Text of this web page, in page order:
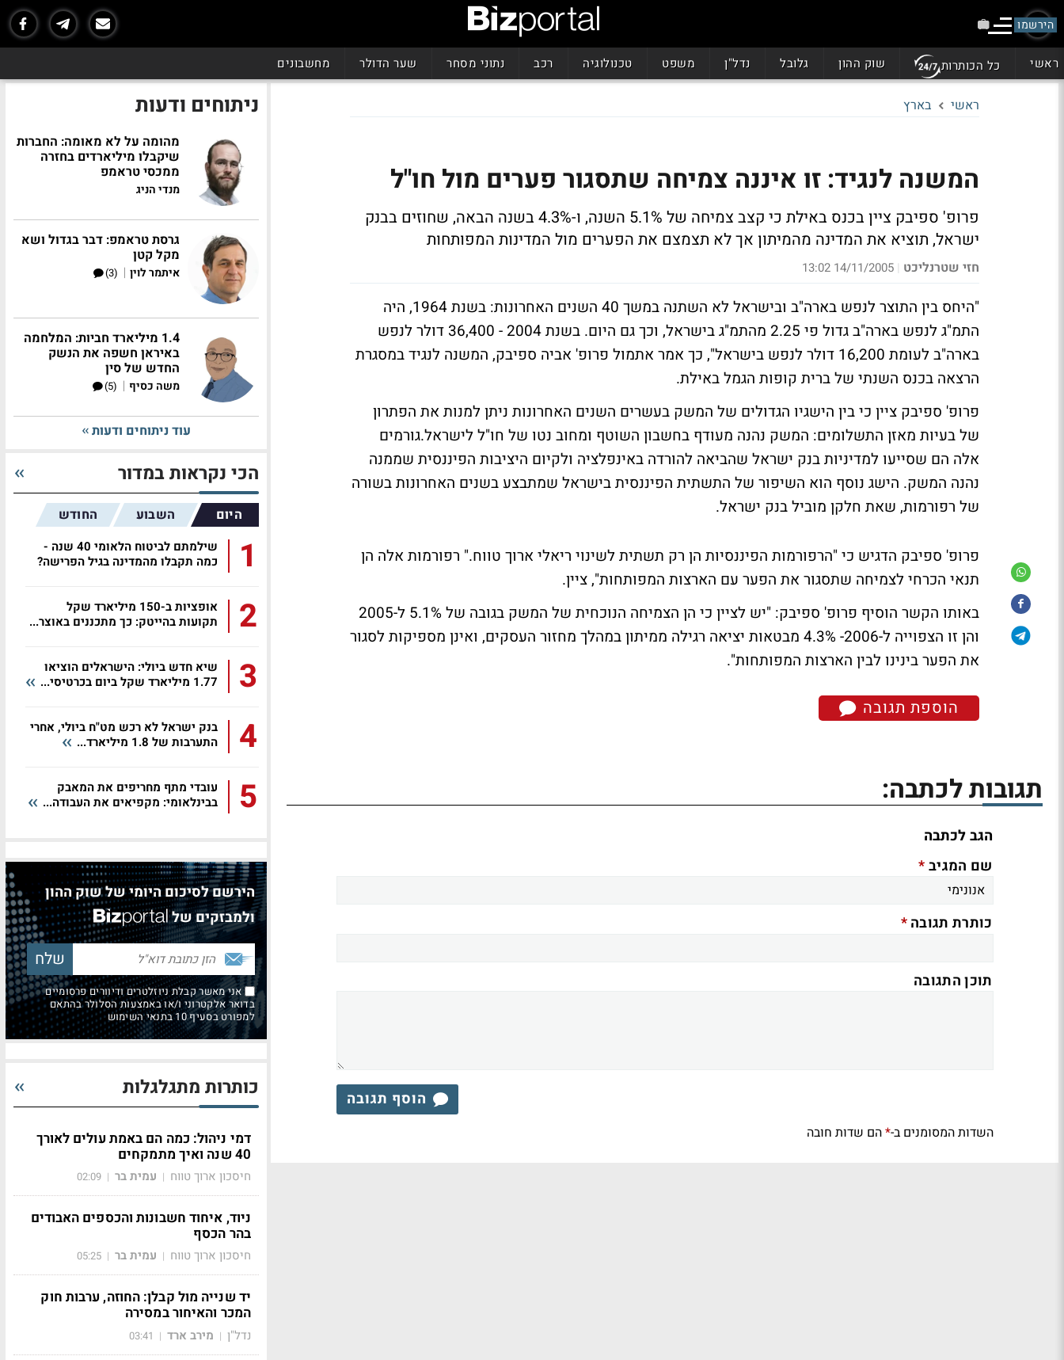
הירשמו
ראשי כל הכותרות שוק ההון גלובל נדל"ן משפט טכנולוגיה רכב נתוני מסחר שער הדולר מחשבונים
ראשי בארץ
המשנה לנגיד: זו איננה צמיחה שתסגור פערים מול חו"ל
פרופ' ספיבק ציין בכנס באילת כי קצב צמיחה של 5.1% השנה, ו-4.3% בשנה הבאה, שחוזים בבנק
ישראל, תוציא את המדינה מהמיתון אך לא תצמצם את הפערים מול המדינות המפותחות
חזי שטרנליכט |
14/11/2005 13:02
"היחס בין התוצר לנפש בארה"ב ובישראל לא השתנה במשך 40 השנים האחרונות: בשנת 1964, היה
התמ"ג לנפש בארה"ב גדול פי 2.25 מהתמ"ג בישראל, וכך גם היום. בשנת 2004 - 36,400 דולר לנפש
בארה"ב לעומת 16,200 דולר לנפש בישראל", כך אמר אתמול פרופ' אביה ספיבק, המשנה לנגיד במסגרת
הרצאה בכנס השנתי של ברית קופות הגמל באילת.
פרופ' ספיבק ציין כי בין הישגיו הגדולים של המשק בעשרים השנים האחרונות ניתן למנות את הפתרון
של בעיות מאזן התשלומים: המשק נהנה מעודף בחשבון השוטף ומחוב נטו של חו"ל לישראל.גורמים
אלה הם שסייעו למדיניות בנק ישראל שהביאה להורדה באינפלציה ולקיום היציבות הפיננסית שממנה
נהנה המשק. הישג נוסף הוא השיפור של התשתית הפיננסית בישראל שמתבצע בשנים האחרונות בשורה
של רפורמות, שאת חלקן מוביל בנק ישראל.
פרופ' ספיבק הדגיש כי "הרפורמות הפיננסיות הן רק תשתית לשינוי ריאלי ארוך טווח." רפורמות אלה הן
תנאי הכרחי לצמיחה שתסגור את הפער עם הארצות המפותחות", ציין.
באותו הקשר הוסיף פרופ' ספיבק: "יש לציין כי הן הצמיחה הנוכחית של המשק בגובה של 5.1% ל-2005
והן זו הצפוייה ל-2006- 4.3% מבטאות יציאה רגילה ממיתון במהלך מחזור העסקים, ואינן מספיקות לסגור
את הפער בינינו לבין הארצות המפותחות".
הוספת תגובה
תגובות לכתבה:
הגב לכתבה
שם המגיב*
כותרת תגובה*
תוכן התגובה
הוסף תגובה
השדות המסומנים ב-*הם שדות חובה
ניתוחים ודעות
מהומה על לא מאומה: החברות
שיקבלו מיליארדים בחזרה
ממכסי טראמפ
מנדי הניג
גרסת טראמפ: דבר בגדול ושא
מקל קטן
איתמר לוין |
(3)
1.4 מיליארד חביות: המלחמה
באיראן חשפה את הנשק
החדש של סין
משה כסיף |
(5)
עוד ניתוחים ודעות
הכי נקראות במדור
היום השבוע החודש
1
שילמתם לביטוח הלאומי 40 שנה -
כמה תקבלו מהמדינה בגיל הפרישה?
2
אופציות ב-150 מיליארד שקל
תקועות בהייטק: כך מתכננים באוצר...
3
שיא חדש ביולי: הישראלים הוציאו
1.77 מיליארד שקל ביום בכרטיסי...
4
בנק ישראל לא רכש מט"ח ביולי, אחרי
התערבות של 1.8 מיליארד...
5
עובדי מתף מחריפים את המאבק
בבינלאומי: מקפיאים את העבודה...
הירשם לסיכום היומי של שוק ההון
ולמבזקים של
אני מאשר קבלת ניוזלטרים ודיוורים פרסומיים
בדואר אלקטרוני ו/או באמצעות הסלולר בהתאם
למפורט בסעיף 10 בתנאי השימוש
כותרות מתגלגלות
דמי ניהול: כמה הם באמת עולים לאורך
40 שנה ואיך מתמקחים
חיסכון ארוך טווח | עמית בר |
02:09
ניוד, איחוד חשבונות והכספים האבודים
בהר הכסף
חיסכון ארוך טווח | עמית בר |
05:25
יד שנייה מול קבלן: החוזה, ערבות חוק
המכר והאיחור במסירה
נדל"ן | מירב ארד |
03:41